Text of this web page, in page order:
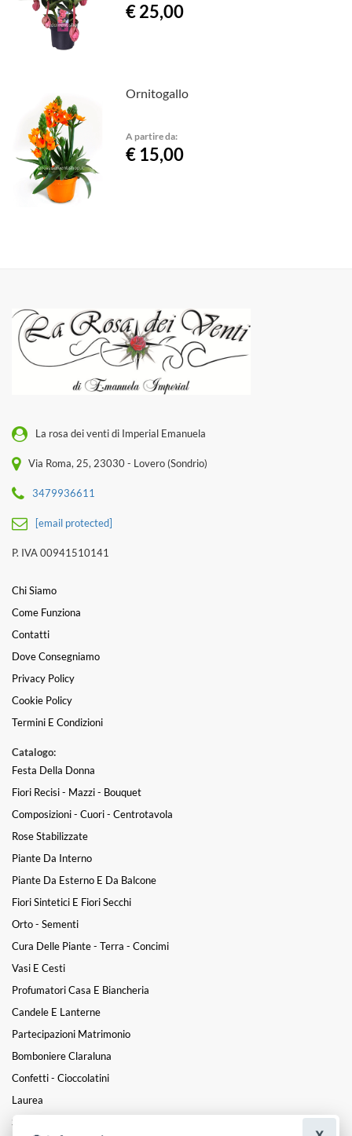
€ 25,00
Ornitogallo
A partire da:
€ 15,00
La rosa dei venti di Imperial Emanuela
Via Roma, 25, 23030 - Lovero (Sondrio)
3479936611
[email protected]
P. IVA 00941510141
Chi Siamo
Come Funziona
Contatti
Dove Consegniamo
Privacy Policy
Cookie Policy
Termini E Condizioni
Catalogo:
Festa Della Donna
Fiori Recisi - Mazzi - Bouquet
Composizioni - Cuori - Centrotavola
Rose Stabilizzate
Piante Da Interno
Piante Da Esterno E Da Balcone
Fiori Sintetici E Fiori Secchi
Orto - Sementi
Cura Delle Piante - Terra - Concimi
Vasi E Cesti
Profumatori Casa E Biancheria
Candele E Lanterne
Partecipazioni Matrimonio
Bomboniere Claraluna
Confetti - Cioccolatini
Laurea
San Valentino